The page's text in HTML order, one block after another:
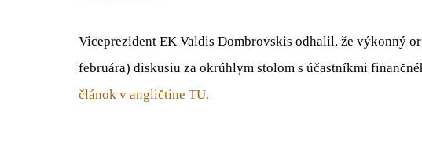
Viceprezident EK Valdis Dombrovskis odhalil, že výkonný
februára) diskusiu za okrúhlym stolom s účastníkmi
článok v angličtine TU.